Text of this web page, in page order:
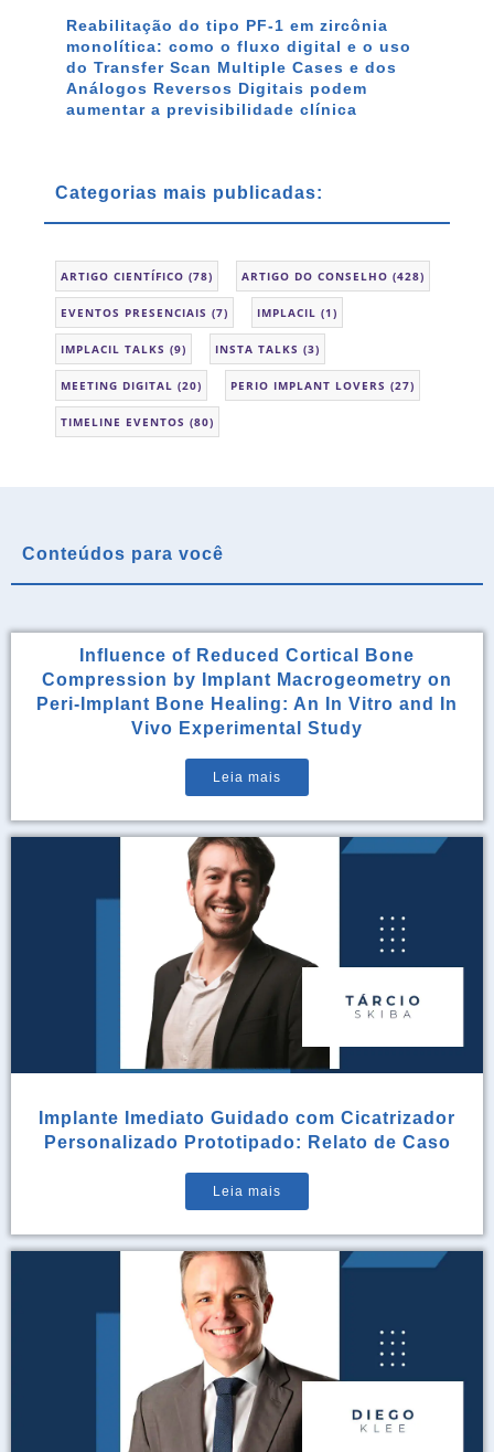
Reabilitação do tipo PF-1 em zircônia
monolítica: como o fluxo digital e o uso
do Transfer Scan Multiple Cases e dos
Análogos Reversos Digitais podem
aumentar a previsibilidade clínica
Categorias mais publicadas:
ARTIGO CIENTÍFICO (78) ARTIGO DO CONSELHO (428)
EVENTOS PRESENCIAIS (7) IMPLACIL (1)
IMPLACIL TALKS (9) INSTA TALKS (3)
MEETING DIGITAL (20) PERIO IMPLANT LOVERS (27)
TIMELINE EVENTOS (80)
Conteúdos para você
Influence of Reduced Cortical Bone
Compression by Implant Macrogeometry on
Peri-Implant Bone Healing: An In Vitro and In
Vivo Experimental Study
Leia mais
Implante Imediato Guidado com Cicatrizador
Personalizado Prototipado: Relato de Caso
Leia mais